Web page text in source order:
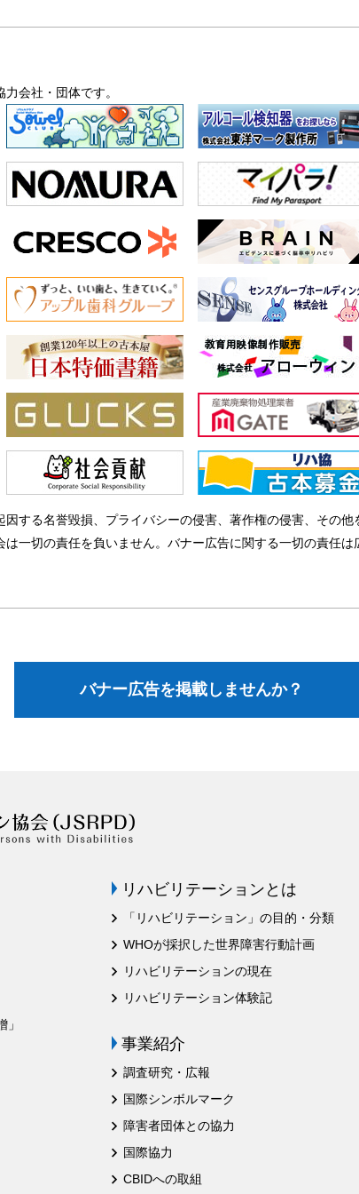
会社・団体です。
する名誉毀損、プライバシーの侵害、著作権の侵害、その他
一切の責任を負いません。バナー広告に関する一切の責任は
バナー広告を掲載しませんか？
リハビリテーションとは
「リハビリテーション」の目的・分類
WHOが採択した世界障害行動計画
リハビリテーションの現在
リハビリテーション体験記
事業紹介
調査研究・広報
国際シンボルマーク
障害者団体との協力
国際協力
CBIDへの取組